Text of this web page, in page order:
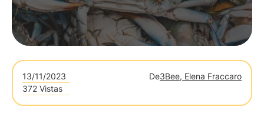
13/11/2023 De3Bee, Elena Fraccaro
372 Vistas